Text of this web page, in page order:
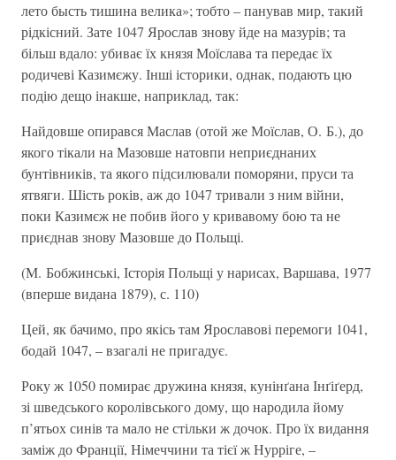
лето бысть тишина велика»; тобто – панував мир, такий
рідкісний. Зате 1047 Ярослав знову йде на мазурів; та
більш вдало: убиває їх князя Моїслава та передає їх
родичеві Казимєжу. Інші історики, однак, подають цю
подію дещо інакше, наприклад, так:
Найдовше опирався Маслав (отой же Моїслав, О. Б.), до
якого тікали на Мазовше натовпи неприєднаних
бунтівників, та якого підсилювали поморяни, пруси та
ятвяги. Шість років, аж до 1047 тривали з ним війни,
поки Казимєж не побив його у кривавому бою та не
приєднав знову Мазовше до Польщі.
(М. Бобжинські, Історія Польщі у нарисах, Варшава, 1977
(вперше видана 1879), с. 110)
Цей, як бачимо, про якісь там Ярославові перемоги 1041,
бодай 1047, – взагалі не пригадує.
Року ж 1050 помирає дружина князя, кунінґана Інґіґерд,
зі шведського королівського дому, що народила йому
п’ятьох синів та мало не стільки ж дочок. Про їх видання
заміж до Франції, Німеччини та тієї ж Нурріге, –